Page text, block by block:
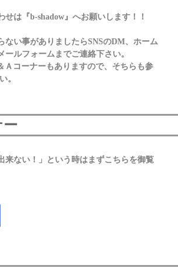
せは『b-shadow』へお願いします！！
ない事がありましたらSNSのDM、ホーム
ールフォームまでご連絡下さい。
Ａコーナーもありますので、そちらも参
。
ー
来ない！」という時はまずこちらを御覧